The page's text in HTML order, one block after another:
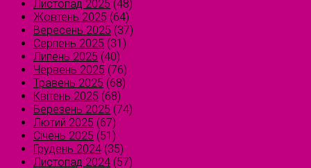
Листопад 2025 (48)
Жовтень 2025 (64)
Вересень 2025 (37)
Серпень 2025 (31)
Липень 2025 (40)
Червень 2025 (76)
Травень 2025 (68)
Квітень 2025 (68)
Березень 2025 (74)
Лютий 2025 (67)
Січень 2025 (51)
Грудень 2024 (35)
Листопад 2024 (57)